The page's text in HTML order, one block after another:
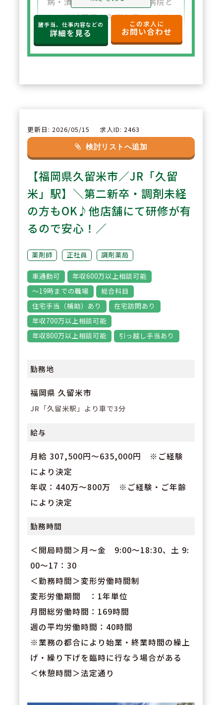
して地域医療の先端を担っており
ます。 新薬も毎年のように販売さ
れ、日々知識をアップデートでき
POINT 2
無菌調剤室を設置しており、抗が
ん剤を取り扱えます。
毎週のケモカンファレンス、定期
開催のキャンサーボード・ケモ委
員会でのレジメン登録など。抗癌
ます。
POINT3
感染委員会でのICTラウンドも実
施しております。
病棟勤務の看護師さんと連携し
て、不安不眠対応も学べます。
諸手当、仕事内容などの
詳細を見る
この求人に
お問い合わせ
更新日: 2026/05/15 求人ID: 2463
検討リストへ追加
【福岡県久留米市／JR「久留
米」駅】＼第二新卒・調剤未経
の方もOK♪他店舗にて研修が有
るので安心！／
薬剤師 正社員 調剤薬局
車通勤可
年収600万以上相談可能
～19時までの職場
総合科目
住宅手当（補助）あり
在宅訪問あり
年収700万以上相談可能
年収800万以上相談可能
引っ越し手当あり
勤務地
福岡県 久留米市
JR「久留米駅」より車で3分
給与
月給 307,500円～635,000円 ※ご経験
により決定
年収：440万～800万 ※ご経験・ご年齢
により決定
勤務時間
＜開局時間＞月～金 9:00～18:30、土 9:
00～17：30
＜勤務時間＞変形労働時間制
変形労働期間 ：1年単位
月間総労働時間：169時間
週の平均労働時間：40時間
※業務の都合により始業・終業時間の繰上
げ・繰り下げを臨時に行なう場合がある
＜休憩時間＞法定通り